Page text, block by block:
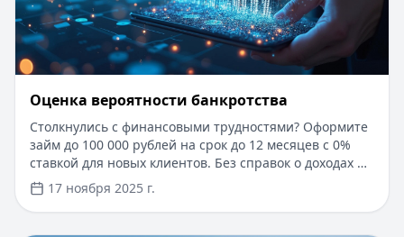
Оценка вероятности банкротства
Столкнулись с финансовыми трудностями? Оформите
займ до 100 000 рублей на срок до 12 месяцев с 0%
ставкой для новых клиентов. Без справок о доходах и
документов — решение за 5 минут. Получите деньги
быстро и прозрачно через проверенные сервисы.
17 ноября 2025 г.